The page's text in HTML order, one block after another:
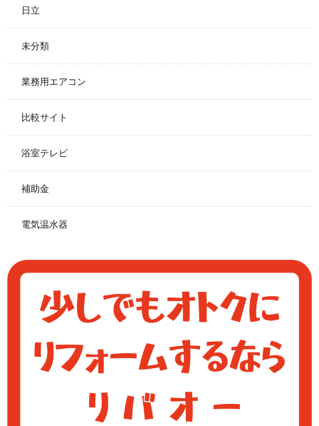
日立
未分類
業務用エアコン
比較サイト
浴室テレビ
補助金
電気温水器